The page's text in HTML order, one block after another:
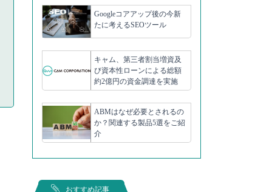
Googleコアアップ後の今新
たに考えるSEOツール
キャム、第三者割当増資及
び資本性ローンによる総額
約2億円の資金調達を実施
ABMはなぜ必要とされるの
か？関連する製品5選をご紹
介
おすすめ記事